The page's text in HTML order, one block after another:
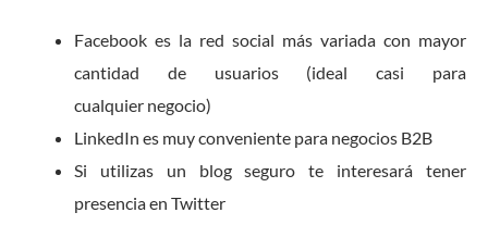
Facebook es la red social más variada con mayor
cantidad de usuarios (ideal casi para
cualquier negocio)
LinkedIn es muy conveniente para negocios B2B
Si utilizas un blog seguro te interesará tener
presencia en Twitter